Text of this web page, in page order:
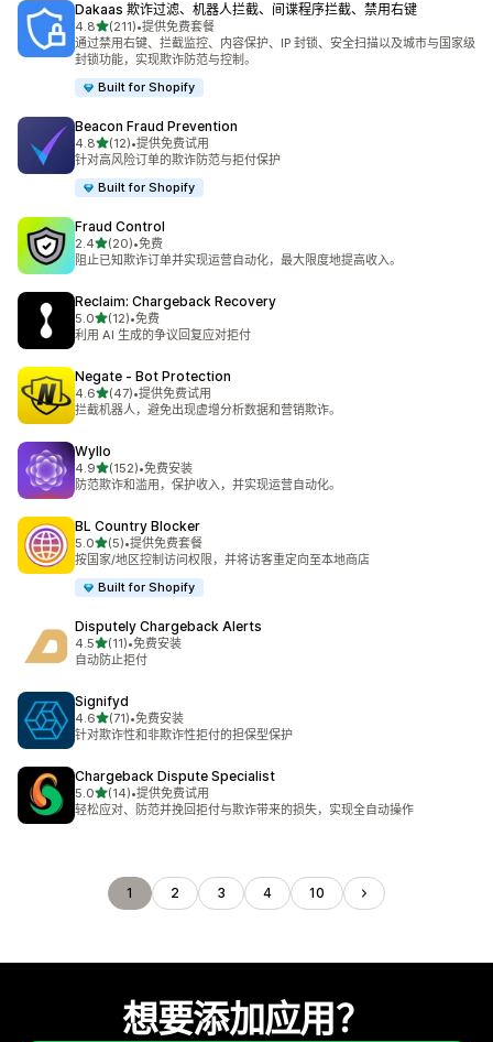
Dakaas 欺诈过滤、机器人拦截、间谍程序拦截、禁用右键
4.8星（满分 5 星）
(211)
总共 211 条评论
•提供免费套餐
通过禁用右键、拦截监控、内容保护、IP 封锁、安全扫描以及城市与国家级
封锁功能，实现欺诈防范与控制。
Built for Shopify
Beacon Fraud Prevention
4.8星（满分 5 星）
(12)
总共 12 条评论
•提供免费试用
针对高风险订单的欺诈防范与拒付保护
Built for Shopify
Fraud Control
2.4星（满分 5 星）
(20)
总共 20 条评论
•免费
阻止已知欺诈订单并实现运营自动化，最大限度地提高收入。
Reclaim: Chargeback Recovery
5.0星（满分 5 星）
(12)
总共 12 条评论
•免费
利用 AI 生成的争议回复应对拒付
Negate ‑ Bot Protection
4.6星（满分 5 星）
(47)
总共 47 条评论
•提供免费试用
拦截机器人，避免出现虚增分析数据和营销欺诈。
Wyllo
4.9星（满分 5 星）
(152)
总共 152 条评论
•免费安装
防范欺诈和滥用，保护收入，并实现运营自动化。
BL Country Blocker
5.0星（满分 5 星）
(5)
总共 5 条评论
•提供免费套餐
按国家/地区控制访问权限，并将访客重定向至本地商店
Built for Shopify
Disputely Chargeback Alerts
4.5星（满分 5 星）
(11)
总共 11 条评论
•免费安装
自动防止拒付
Signifyd
4.6星（满分 5 星）
(71)
总共 71 条评论
•免费安装
针对欺诈性和非欺诈性拒付的担保型保护
Chargeback Dispute Specialist
5.0星（满分 5 星）
(14)
总共 14 条评论
•提供免费试用
轻松应对、防范并挽回拒付与欺诈带来的损失，实现全自动操作
1 2 3 4 10
想要添加应用？